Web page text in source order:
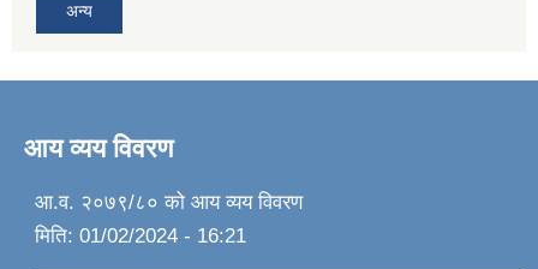
अन्य
आय व्यय विवरण
आ.व. २०७९/८० को आय व्यय विवरण
मिति: 01/02/2024 - 16:21